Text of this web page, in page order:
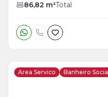
86,82 m²Total
Area Servico Banheiro Social